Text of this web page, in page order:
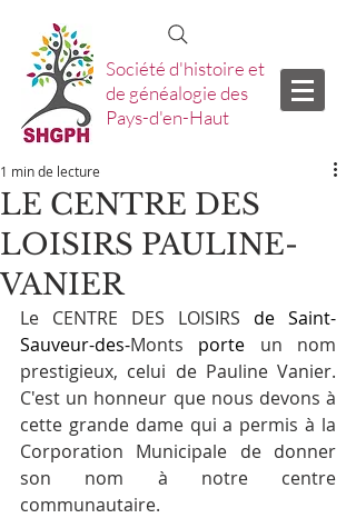
Société d'histoire et
de généalogie des
Pays-d'en-Haut
LE CENTRE DES
LOISIRS PAULINE-
VANIER
1 min de lecture
Le CENTRE DES LOISIRS de Saint-
Sauveur-des-Monts porte un nom
prestigieux, celui de Pauline Vanier.
C'est un honneur que nous devons à
cette grande dame qui a permis à la
Corporation Municipale de donner
son nom à notre centre
communautaire.